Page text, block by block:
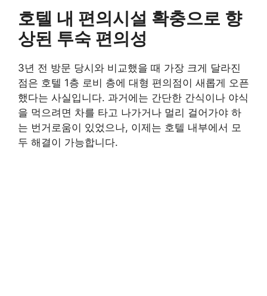
호텔 내 편의시설 확충으로 향
상된 투숙 편의성
3년 전 방문 당시와 비교했을 때 가장 크게 달라진
점은 호텔 1층 로비 층에 대형 편의점이 새롭게 오픈
했다는 사실입니다. 과거에는 간단한 간식이나 야식
을 먹으려면 차를 타고 나가거나 멀리 걸어가야 하
는 번거로움이 있었으나, 이제는 호텔 내부에서 모
두 해결이 가능합니다.